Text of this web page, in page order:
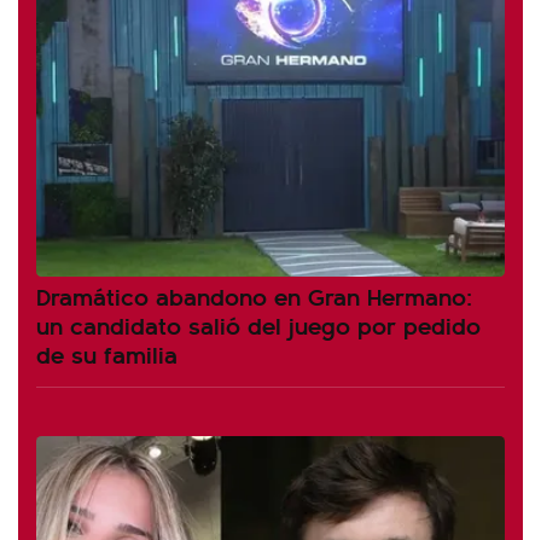
Dramático abandono en Gran Hermano:
un candidato salió del juego por pedido
de su familia